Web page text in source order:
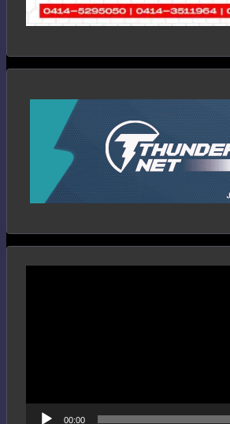
00:00